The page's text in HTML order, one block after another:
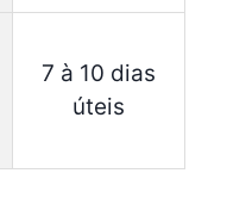
7 à 10 dias
úteis